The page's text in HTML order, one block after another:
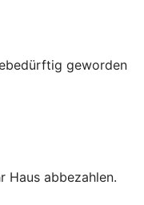
geworden
Haus abbezahlen.